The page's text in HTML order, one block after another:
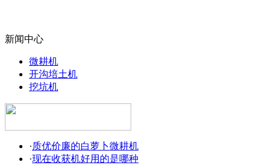
新闻中心
微耕机
开沟培土机
挖坑机
·质优价廉的白萝卜微耕机
·现在收获机好用的是哪种